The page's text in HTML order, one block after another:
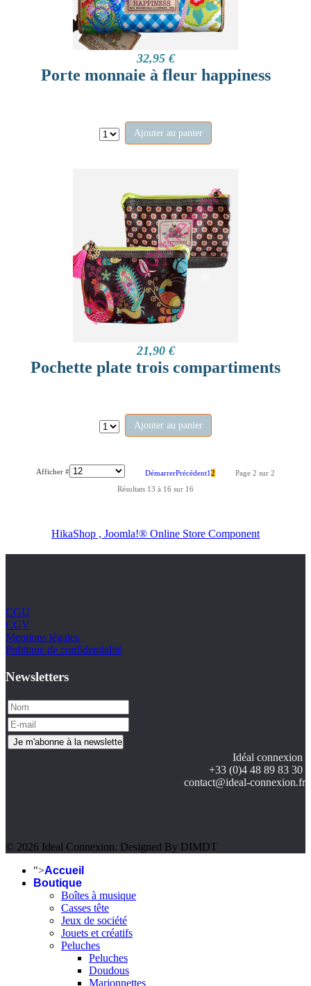
32,95 €
Porte monnaie à fleur happiness
Ajouter au panier
21,90 €
Pochette plate trois compartiments
Ajouter au panier
Afficher # DémarrerPrécédent1 2
Page 2 sur 2
Résultats 13 à 16 sur 16
HikaShop , Joomla!® Online Store Component
CGU
CGV
Mentions légales
Politique de confidentialité
Newsletters
Idéal connexion
+33 (0)4 48 89 83 30
contact@ideal-connexion.fr
© 2026 Ideal Connexion. Designed By DIMDT
">Accueil
Boutique
Boîtes à musique
Casses tête
Jeux de société
Jouets et créatifs
Peluches
Peluches
Doudous
Marionnettes